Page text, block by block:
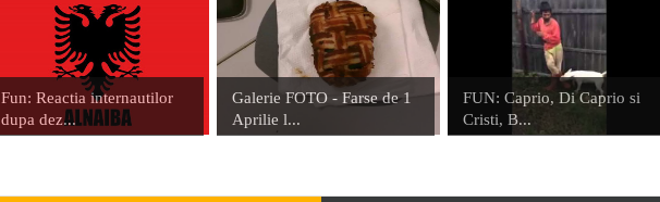
Fun: Reactia internautilor
dupa dez...
Galerie FOTO - Farse de 1
Aprilie l...
FUN: Caprio, Di Caprio si
Cristi, B...